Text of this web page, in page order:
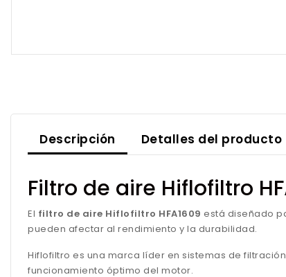
Descripción Detalles del producto
Filtro de aire Hiflofiltro
El filtro de aire Hiflofiltro HFA1609 está diseñado
pueden afectar al rendimiento y la durabilidad.
Hiflofiltro es una marca líder en sistemas de
funcionamiento óptimo del motor.